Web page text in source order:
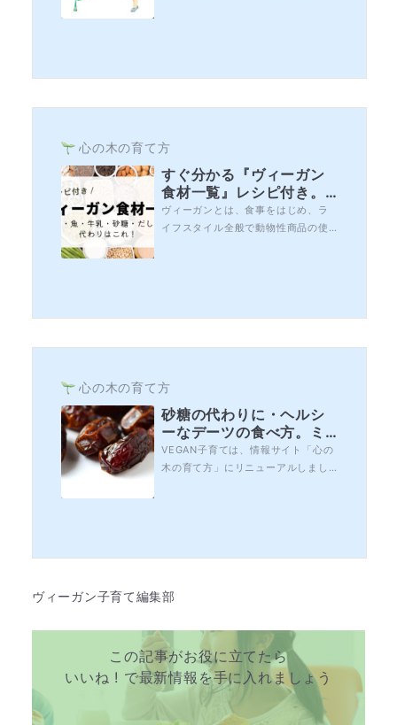
す。第一回目は、ヴィーガンとは？
もたらされるのかについて、お伝え
心の木の育て方
すぐ分かる『ヴィーガン
食材一覧』レシピ付き。
お肉・魚・牛乳・砂糖・
だしの素の代わりはこ
ヴィーガンとは、食事をはじめ、ラ
イフスタイル全般で動物性商品の使
ばいいか分からない」「レシピが思
聞きます。今回は、ヴィーガンが食
心の木の育て方
砂糖の代わりに・ヘルシ
ーなデーツの食べ方。ミ
ネラルと食物繊維の含有
量はトップクラス！
VEGAN子育ては、情報サイト「心の
木の育て方」にリニューアルしまし
も実は、砂糖の代わりに身近に代用
メは、ドライフルーツのデーツ（な
ヴィーガン子育て編集部
この記事がお役に立てたら
いいね ! で最新情報を手に入れましょう